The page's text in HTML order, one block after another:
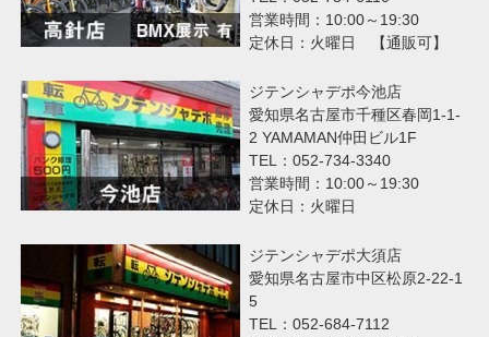
営業時間：10:00～19:30
定休日：火曜日 【通販可】
ジテンシャデポ今池店
愛知県名古屋市千種区春岡1-1-
2 YAMAMAN仲田ビル1F
TEL：052-734-3340
営業時間：10:00～19:30
定休日：火曜日
ジテンシャデポ大須店
愛知県名古屋市中区松原2-22-1
5
TEL：052-684-7112